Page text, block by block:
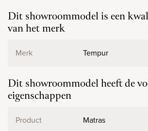
Dit showroommodel is een
van het merk
Merk Tempur
Dit showroommodel heeft de
eigenschappen
Product Matras